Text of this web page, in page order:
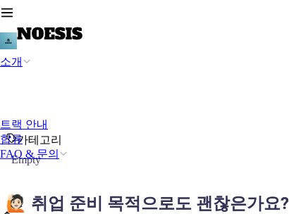
소개
트랙 안내
합류
FAQ & 문의
카테고리
Empty
🙋🏻 취업 준비 목적으로도 괜찮은가요?